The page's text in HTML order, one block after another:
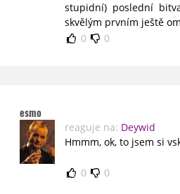
stupidní) poslední
skvělým prvním ještě
0
0
esmo
reaguje na: Deywid
Hmmm, ok, to jsem si
0 0